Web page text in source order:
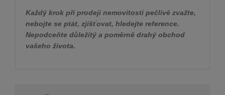
Každý krok při prodeji nemovitosti pečlivě zvažte,
nebojte se ptát, zjišťovat, hledejte reference.
Nepodceňte důležitý a poměrně drahý obchod
vašeho života.